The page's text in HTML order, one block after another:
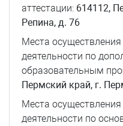
аттестации: 614112,
Репина, д. 76
Места
деятельности по
образовательным
Пермский край, г.
Места
деятельности по